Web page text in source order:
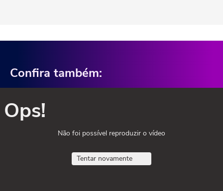
Confira também:
Ops!
Não foi possível reproduzir o vídeo
Tentar novamente